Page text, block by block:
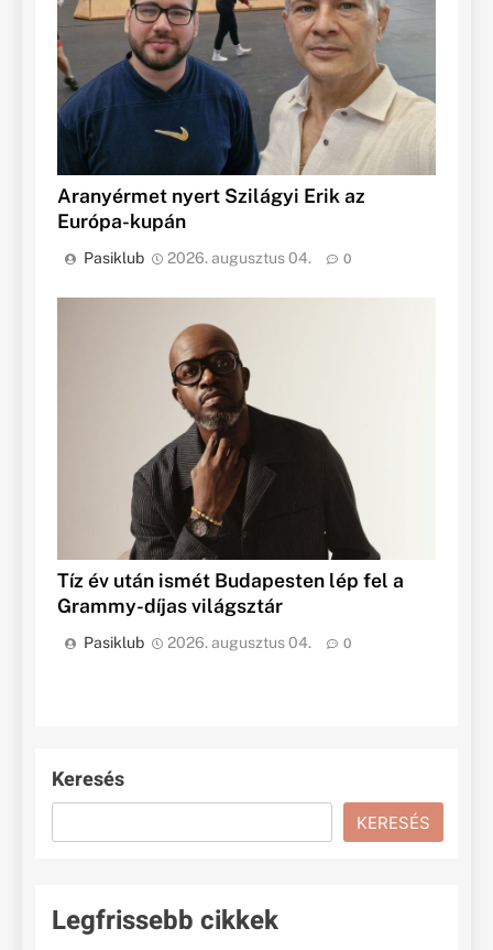
Aranyérmet nyert Szilágyi Erik az
Európa-kupán
Pasiklub 2026. augusztus 04. 0
Tíz év után ismét Budapesten lép fel a
Grammy-díjas világsztár
Pasiklub 2026. augusztus 04. 0
Keresés
KERESÉS
Legfrissebb cikkek